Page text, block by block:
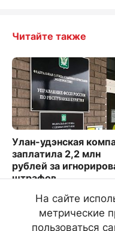
Читайте также
Улан-удэнская
заплатила 2,2 млн
рублей за
штрафов
1899На сайте
метрические
пользоваться